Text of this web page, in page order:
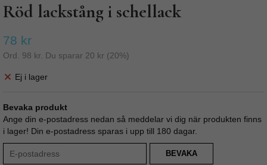
Röd lackstång i schellack
78 kr
Ord. 98 kr . Du sparar 20 kr (20%)
Ej i lager
Bevaka produkt
Ange din e-postadress nedan så meddelar vi dig när produkten finns
i lager! Din e-postadress sparas i upp till 180 dagar.
BEVAKA